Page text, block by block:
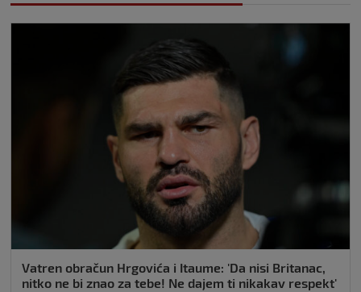
Vatren obračun Hrgovića i Itaume: 'Da nisi Britanac,
nitko ne bi znao za tebe! Ne dajem ti nikakav respekt'